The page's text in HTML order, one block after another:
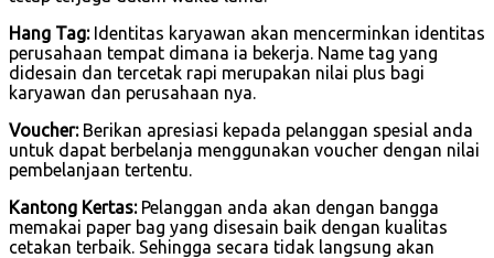
Hang Tag:Identitas karyawan akan mencerminkan identitas
perusahaan tempat dimana ia bekerja. Name tag yang
didesain dan tercetak rapi merupakan nilai plus bagi
karyawan dan perusahaan nya.
Voucher:Berikan apresiasi kepada pelanggan spesial anda
untuk dapat berbelanja menggunakan voucher dengan nilai
pembelanjaan tertentu.
Kantong Kertas:Pelanggan anda akan dengan bangga
memakai paper bag yang disesain baik dengan kualitas
cetakan terbaik. Sehingga secara tidak langsung akan